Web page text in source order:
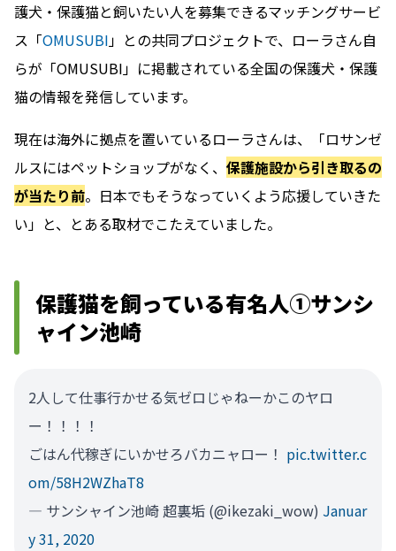
護犬・保護猫と飼いたい人を募集できるマッチングサービ
ス「OMUSUBI」との共同プロジェクトで、ローラさん自
らが「OMUSUBI」に掲載されている全国の保護犬・保護
猫の情報を発信しています。
現在は海外に拠点を置いているローラさんは、「ロサンゼ
ルスにはペットショップがなく、 保護施設から引き取るの
が当たり前。日本でもそうなっていくよう応援していきた
い」と、とある取材でこたえていました。
保護猫を飼っている有名人①サンシ
ャイン池崎
2人して仕事行かせる気ゼロじゃねーかこのヤロ
ー！！！！
ごはん代稼ぎにいかせろバカニャロー！ pic.twitter.c
om/58H2WZhaT8
— サンシャイン池崎 超裏垢 (@ikezaki_wow) Januar
y 31, 2020